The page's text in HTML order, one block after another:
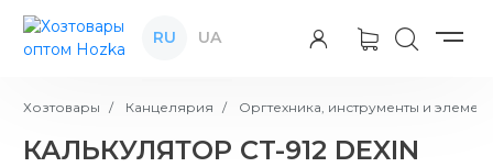
RU UA
Хозтовары Канцелярия Оргтехника, инструменты и
КАЛЬКУЛЯТОР CT-912 DEXIN